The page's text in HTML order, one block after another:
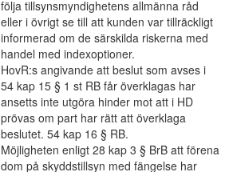
följa tillsynsmyndighetens allmänna råd
eller i övrigt se till att kunden var tillräckligt
informerad om de särskilda riskerna med
handel med indexoptioner.
HovR:s angivande att beslut som avses i
54 kap 15 § 1 st RB får överklagas har
ansetts inte utgöra hinder mot att i HD
prövas om part har rätt att överklaga
beslutet. 54 kap 16 § RB.
Möjligheten enligt 28 kap 3 § BrB att förena
dom på skyddstillsyn med fängelse har